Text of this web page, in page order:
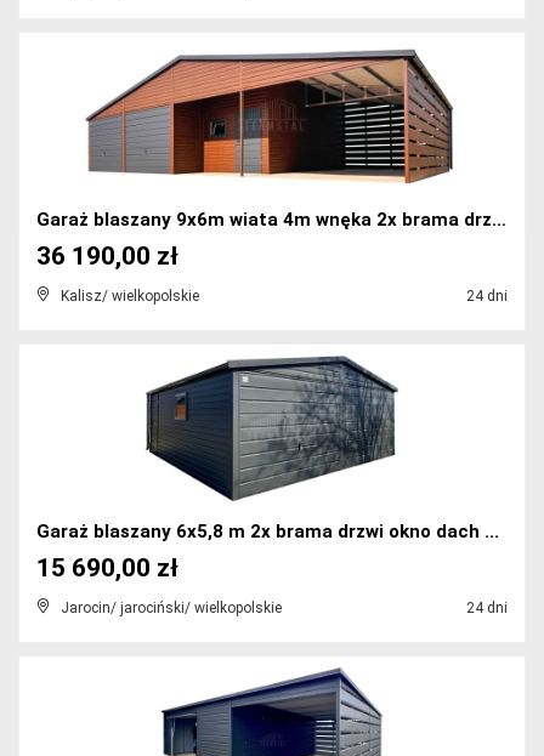
Garaż blaszany 9x6m wiata 4m wnęka 2x brama drzwi ...
Kalisz/ wielkopolskie 24 dni
36 190,00 zł
Garaż blaszany 6x5,8 m 2x brama drzwi okno dach ...
Jarocin/ jarociński/ wielkopolskie 24 dni
15 690,00 zł